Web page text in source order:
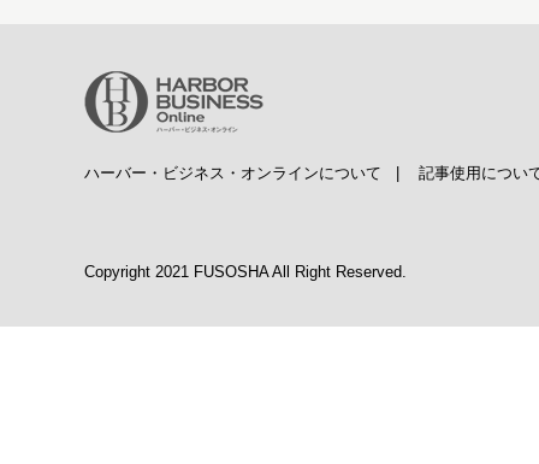
ハーバー・ビジネス・オンラインについて 記事使用につい
Copyright 2021 FUSOSHA All Right Reserved.